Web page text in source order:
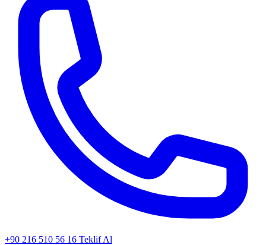
+90 216 510 56 16 Teklif Al